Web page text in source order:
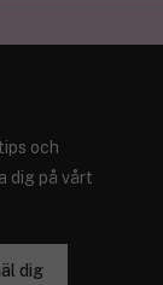
och
dig på vårt
dig